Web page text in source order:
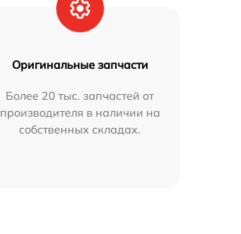
Оригинальные запчасти
Более 20 тыс. запчастей от
производителя в наличии на
собственных складах.